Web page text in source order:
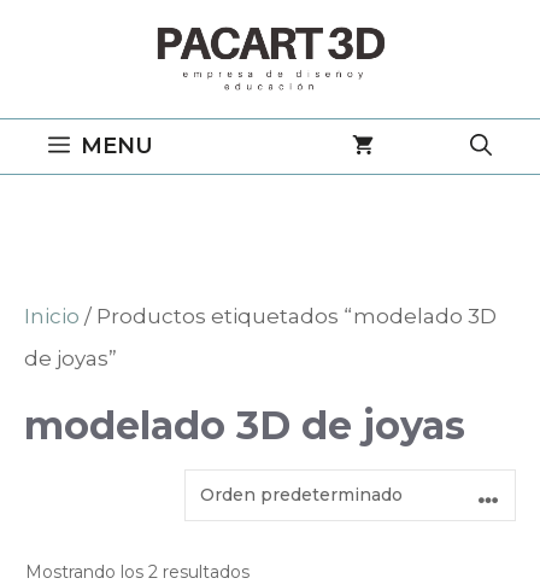
MENU
Inicio / Productos etiquetados “modelado 3D
de joyas”
modelado 3D de joyas
Mostrando los 2 resultados